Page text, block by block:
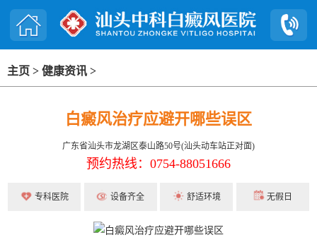
主页 > 健康资讯 >
白癜风治疗应避开哪些误区
广东省汕头市龙湖区泰山路50号(汕头动车站正对面)
预约热线：0754-88051666
专科医院 设备齐全 舒适环境 无假日